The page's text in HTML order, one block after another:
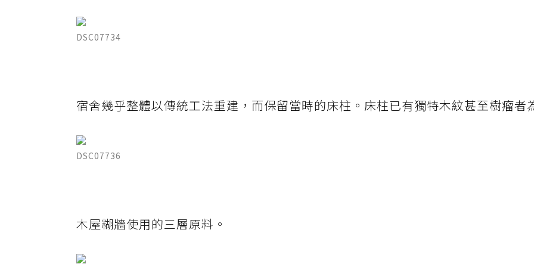
DSC07734
宿舍幾乎整體以傳統工法重建，而保留當時的床柱。床柱已有獨特木紋甚至樹瘤者
DSC07736
木屋糊牆使用的三層原料。